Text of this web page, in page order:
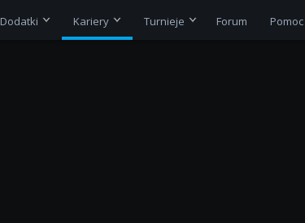
Dodatki Kariery Turnieje Forum Pomoc